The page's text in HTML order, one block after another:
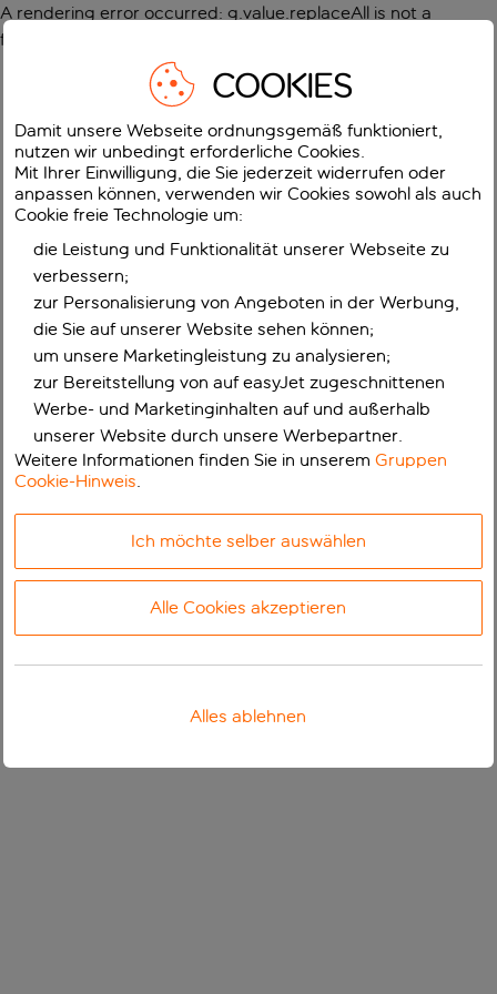
A rendering error occurred: g.value.replaceAll is not a
function
COOKIES
Damit unsere Webseite ordnungsgemäß funktioniert,
nutzen wir unbedingt erforderliche Cookies.
Mit Ihrer Einwilligung, die Sie jederzeit widerrufen oder
anpassen können, verwenden wir Cookies sowohl als auch
Cookie freie Technologie um:
die Leistung und Funktionalität unserer Webseite zu
verbessern;
zur Personalisierung von Angeboten in der Werbung,
die Sie auf unserer Website sehen können;
um unsere Marketingleistung zu analysieren;
zur Bereitstellung von auf easyJet zugeschnittenen
Werbe- und Marketinginhalten auf und außerhalb
unserer Website durch unsere Werbepartner.
Weitere Informationen finden Sie in unseremGruppen
Cookie-Hinweis.
Ich möchte selber auswählen
Alle Cookies akzeptieren
Alles ablehnen